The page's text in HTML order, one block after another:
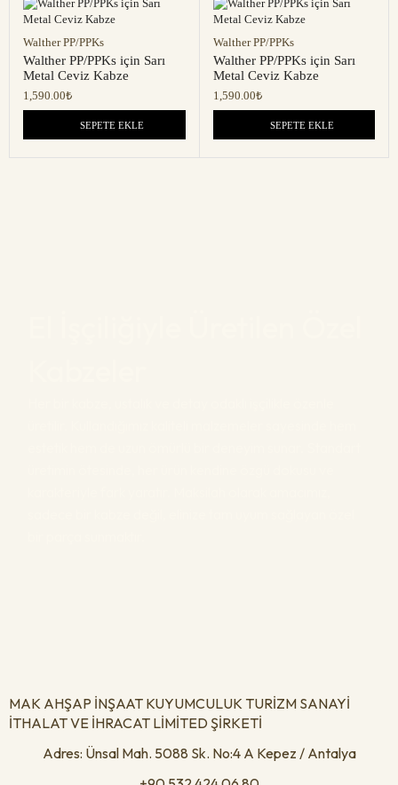
Walther PP/PPKs
Walther PP/PPKs için Sarı
Metal Ceviz Kabze
1,590.00₺
SEPETE EKLE
Walther PP/PPKs
Walther PP/PPKs için Sarı
Metal Ceviz Kabze
1,590.00₺
SEPETE EKLE
MAK AHŞAP İNŞAAT KUYUMCULUK TURİZM SANAYİ
İTHALAT VE İHRACAT LİMİTED ŞİRKETİ
Adres: Ünsal Mah. 5088 Sk. No:4 A Kepez / Antalya